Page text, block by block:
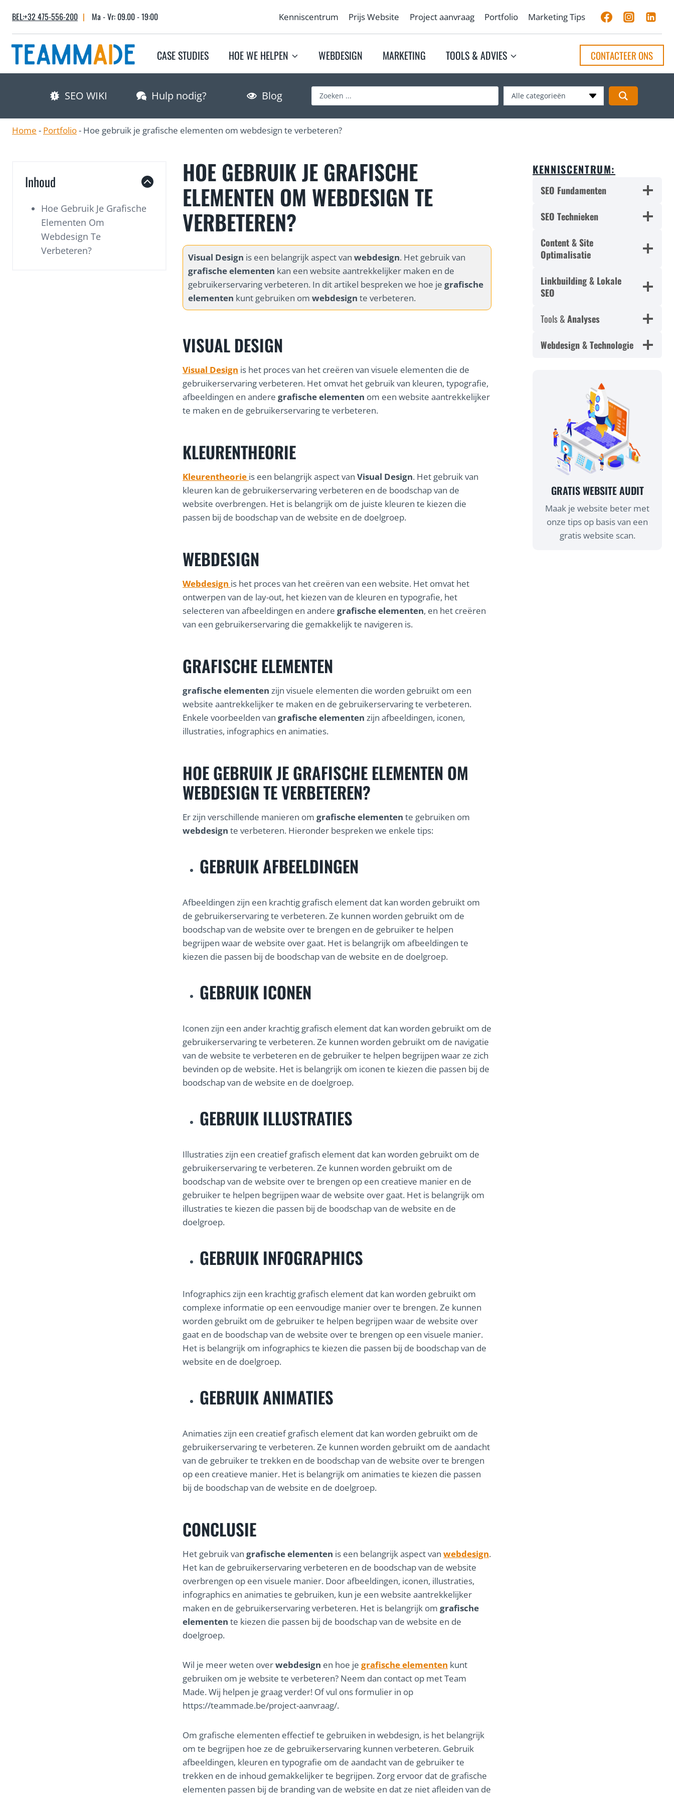
content
BEL:+32 475-556-200 | Ma - Vr: 09.00 - 19:00 Kenniscentrum Prijs Website Project aanvraag Portfolio Marketing Tips
CASE STUDIES HOE WE HELPEN WEBDESIGN MARKETING TOOLS & ADVIES CONTACTEER ONS
SEO WIKI Hulp nodig? Blog
a
r
Alle categorieën
Home - Portfolio- Hoe gebruik je grafische elementen om webdesign te verbeteren?
Inhoud
Hoe Gebruik Je Grafische
Elementen Om
Webdesign Te
Verbeteren?
HOE GEBRUIK JE GRAFISCHE
ELEMENTEN OM WEBDESIGN TE
VERBETEREN?
Visual Design is een belangrijk aspect van webdesign. Het gebruik van
grafische elementen kan een website aantrekkelijker maken en de
gebruikerservaring verbeteren. In dit artikel bespreken we hoe je grafische
elementen kunt gebruiken om webdesign te verbeteren.
VISUAL DESIGN
Visual Design is het proces van het creëren van visuele elementen die de
gebruikerservaring verbeteren. Het omvat het gebruik van kleuren, typografie,
afbeeldingen en andere grafische elementen om een website aantrekkelijker
te maken en de gebruikerservaring te verbeteren.
KLEURENTHEORIE
Kleurentheorie is een belangrijk aspect van Visual Design. Het gebruik van
kleuren kan de gebruikerservaring verbeteren en de boodschap van de
website overbrengen. Het is belangrijk om de juiste kleuren te kiezen die
passen bij de boodschap van de website en de doelgroep.
WEBDESIGN
Webdesign is het proces van het creëren van een website. Het omvat het
ontwerpen van de lay-out, het kiezen van de kleuren en typografie, het
selecteren van afbeeldingen en andere grafische elementen, en het creëren
van een gebruikerservaring die gemakkelijk te navigeren is.
GRAFISCHE ELEMENTEN
grafische elementen zijn visuele elementen die worden gebruikt om een
website aantrekkelijker te maken en de gebruikerservaring te verbeteren.
Enkele voorbeelden van grafische elementen zijn afbeeldingen, iconen,
illustraties, infographics en animaties.
HOE GEBRUIK JE GRAFISCHE ELEMENTEN OM
WEBDESIGN TE VERBETEREN?
Er zijn verschillende manieren om grafische elementen te gebruiken om
webdesign te verbeteren. Hieronder bespreken we enkele tips:
GEBRUIK AFBEELDINGEN
Afbeeldingen zijn een krachtig grafisch element dat kan worden gebruikt om
de gebruikerservaring te verbeteren. Ze kunnen worden gebruikt om de
boodschap van de website over te brengen en de gebruiker te helpen
begrijpen waar de website over gaat. Het is belangrijk om afbeeldingen te
kiezen die passen bij de boodschap van de website en de doelgroep.
GEBRUIK ICONEN
Iconen zijn een ander krachtig grafisch element dat kan worden gebruikt om de
gebruikerservaring te verbeteren. Ze kunnen worden gebruikt om de navigatie
van de website te verbeteren en de gebruiker te helpen begrijpen waar ze zich
bevinden op de website. Het is belangrijk om iconen te kiezen die passen bij de
boodschap van de website en de doelgroep.
GEBRUIK ILLUSTRATIES
Illustraties zijn een creatief grafisch element dat kan worden gebruikt om de
gebruikerservaring te verbeteren. Ze kunnen worden gebruikt om de
boodschap van de website over te brengen op een creatieve manier en de
gebruiker te helpen begrijpen waar de website over gaat. Het is belangrijk om
illustraties te kiezen die passen bij de boodschap van de website en de
doelgroep.
GEBRUIK INFOGRAPHICS
Infographics zijn een krachtig grafisch element dat kan worden gebruikt om
complexe informatie op een eenvoudige manier over te brengen. Ze kunnen
worden gebruikt om de gebruiker te helpen begrijpen waar de website over
gaat en de boodschap van de website over te brengen op een visuele manier.
Het is belangrijk om infographics te kiezen die passen bij de boodschap van de
website en de doelgroep.
GEBRUIK ANIMATIES
Animaties zijn een creatief grafisch element dat kan worden gebruikt om de
gebruikerservaring te verbeteren. Ze kunnen worden gebruikt om de aandacht
van de gebruiker te trekken en de boodschap van de website over te brengen
op een creatieve manier. Het is belangrijk om animaties te kiezen die passen
bij de boodschap van de website en de doelgroep.
CONCLUSIE
Het gebruik van grafische elementen is een belangrijk aspect van webdesign.
Het kan de gebruikerservaring verbeteren en de boodschap van de website
overbrengen op een visuele manier. Door afbeeldingen, iconen, illustraties,
infographics en animaties te gebruiken, kun je een website aantrekkelijker
maken en de gebruikerservaring verbeteren. Het is belangrijk om grafische
elementen te kiezen die passen bij de boodschap van de website en de
doelgroep.
Wil je meer weten overwebdesign en hoe je grafische elementen kunt
gebruiken om je website te verbeteren? Neem dan contact op met Team
Made. Wij helpen je graag verder! Of vul ons formulier in op
https://teammade.be/project-aanvraag/.
Om grafische elementen effectief te gebruiken in webdesign, is het belangrijk
om te begrijpen hoe ze de gebruikerservaring kunnen verbeteren. Gebruik
afbeeldingen, kleuren en typografie om de aandacht van de gebruiker te
trekken en de inhoud gemakkelijker te begrijpen. Zorg ervoor dat de grafische
elementen passen bij de branding van de website en dat ze niet afleiden van de
KENNISCENTRUM:
SEO Fundamenten
SEO Technieken
Content & Site
Optimalisatie
Linkbuilding & Lokale
SEO
Tools &Analyses
Webdesign & Technologie
GRATIS WEBSITE AUDIT
Maak je website beter met
onze tips op basis van een
gratis website scan.